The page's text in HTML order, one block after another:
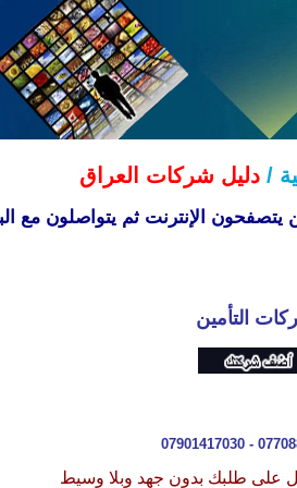
/ دليل شركات العراق
يتصفحون الإنترنت ثم يتواصلون مع
التأمين
07901417030 -
على طلبك بدون جهد وبلا وسيط